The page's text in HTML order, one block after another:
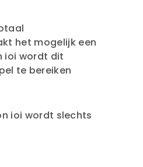
het mogelijk een
ioi wordt dit
te bereiken
ioi wordt slechts